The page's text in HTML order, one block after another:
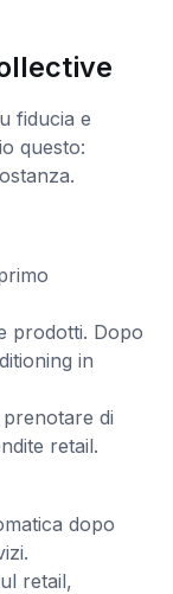
fiducia e
questo:
prodotti. Dopo
in
di
retail.
dopo
retail,